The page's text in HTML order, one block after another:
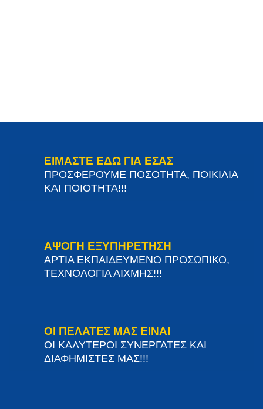
ΕΙΜΑΣΤΕ ΕΔΩ ΓΙΑ ΕΣΑΣ
ΠΡΟΣΦΕΡΟΥΜΕ ΠΟΣΟΤΗΤΑ, ΠΟΙΚΙΛΙΑ
ΚΑΙ ΠΟΙΟΤΗΤΑ!!!
ΑΨΟΓΗ ΕΞΥΠΗΡΕΤΗΣΗ
ΑΡΤΙΑ ΕΚΠΑΙΔΕΥΜΕΝΟ ΠΡΟΣΩΠΙΚΟ,
ΤΕΧΝΟΛΟΓΙΑ ΑΙΧΜΗΣ!!!
ΟΙ ΠΕΛΑΤΕΣ ΜΑΣ ΕΙΝΑΙ
ΟΙ ΚΑΛΥΤΕΡΟΙ ΣΥΝΕΡΓΑΤΕΣ ΚΑΙ
ΔΙΑΦΗΜΙΣΤΕΣ ΜΑΣ!!!